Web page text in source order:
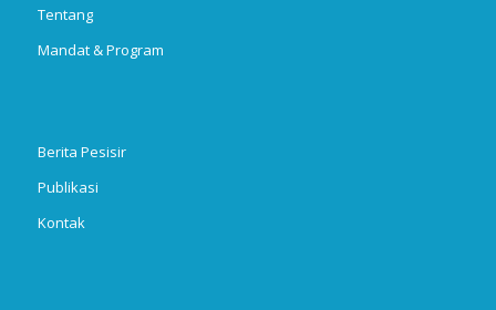
Tentang
Mandat & Program
Berita Pesisir
Publikasi
Kontak